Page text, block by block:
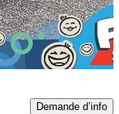
Affaire équitable
Demande d’info